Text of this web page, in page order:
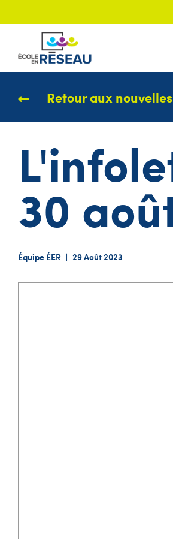
Retour aux nouvelles
30
Équipe ÉER | 29 Août 2023